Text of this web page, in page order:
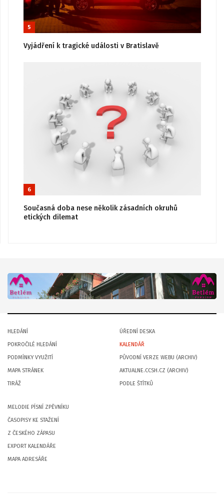
5
Vyjádření k tragické události v Bratislavě
6
Současná doba nese několik zásadních okruhů
etických dilemat
HLEDÁNÍ
POKROČILÉ HLEDÁNÍ
PODMÍNKY VYUŽITÍ
MAPA STRÁNEK
TIRÁŽ
ÚŘEDNÍ DESKA
KALENDÁŘ
PŮVODNÍ VERZE WEBU (ARCHIV)
AKTUALNE.CCSH.CZ (ARCHIV)
PODLE ŠTÍTKŮ
MELODIE PÍSNÍ ZPĚVNÍKU
ČASOPISY KE STAŽENÍ
Z ČESKÉHO ZÁPASU
EXPORT KALENDÁŘE
MAPA ADRESÁŘE